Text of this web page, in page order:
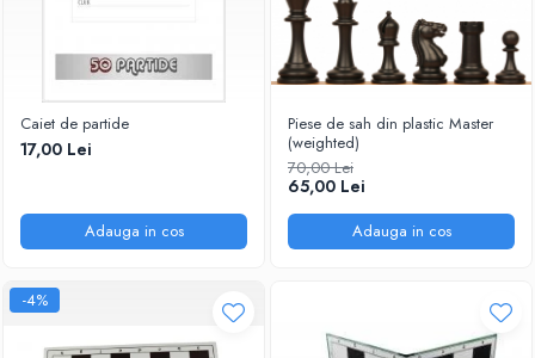
Caiet de partide
17,00 Lei
Adauga in cos
Piese de sah din plastic Master
(weighted)
70,00 Lei
65,00 Lei
Adauga in cos
-4%